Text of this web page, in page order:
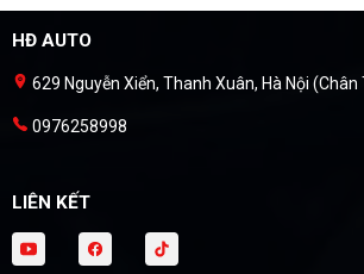
HĐ AUTO
629 Nguyễn Xiển, Thanh Xuân, Hà Nội
0976258998
LIÊN KẾT